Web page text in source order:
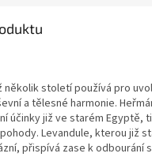
několik století používá pro
a tělesné harmonie.
účinky již ve starém Egyptě,
Levandule, kterou již
přispívá zase k odbourání